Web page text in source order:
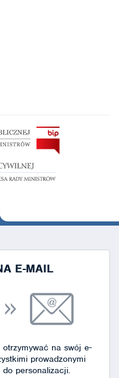
E-MAIL
na swój e-
prowadzonymi
personalizacji.